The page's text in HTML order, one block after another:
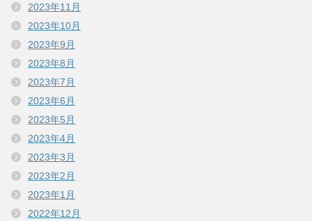
2023年11月
2023年10月
2023年9月
2023年8月
2023年7月
2023年6月
2023年5月
2023年4月
2023年3月
2023年2月
2023年1月
2022年12月